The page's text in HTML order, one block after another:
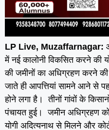
LP Live, Muzaffarnagar:
में नई कालोनी विकसित करने की
की जमीनों का अधिग्रहण करने की
जाते ही आपत्तियां सामने आने से
होने लगा है। तीनों गांवों के
पंचायत हुई। जमीन अधिग्रहण
योगी अदित्यनाथ से मिलने और